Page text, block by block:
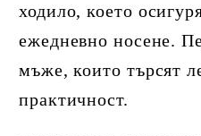
ходило, което
ежедневно носене.
мъже, които търсят
практичност.